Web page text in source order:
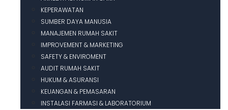
KEPERAWATAN
SUMBER DAYA MANUSIA
MANAJEMEN RUMAH SAKIT
IMPROVEMENT & MARKETING
SAFETY & ENVIROMENT
AUDIT RUMAH SAKIT
HUKUM & ASURANSI
KEUANGAN & PEMASARAN
INSTALASI FARMASI & LABORATORIUM